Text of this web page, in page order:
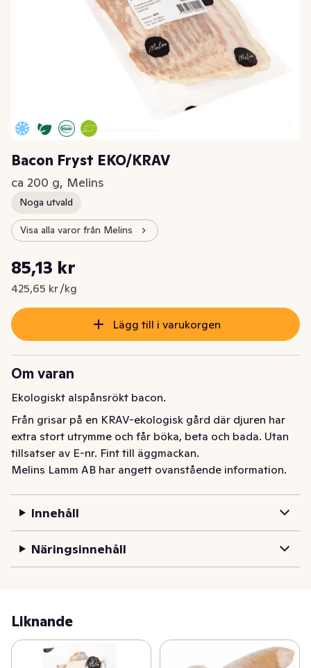
Bacon Fryst EKO/KRAV
ca 200 g, Melins
Noga utvald
Visa alla varor från Melins
Nuvarande pris är: 85,13 kr
85,13 kr
425,65 kr /kg
Styckpris: 425,65 kr /kg
Lägg till i varukorgen
Om varan
Ekologiskt alspånsrökt bacon.
Från grisar på en KRAV-ekologisk gård där djuren har
extra stort utrymme och får böka, beta och bada. Utan
tillsatser av E-nr. Fint till äggmackan.
Melins Lamm AB har angett ovanstående information.
Innehåll
Näringsinnehåll
Liknande